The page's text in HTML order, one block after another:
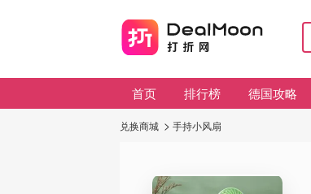
首页 排行榜 德国攻略
兑换商城 手持小风扇